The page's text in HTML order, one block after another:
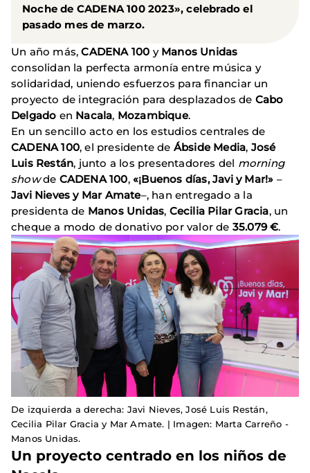
Noche de CADENA 100 2023», celebrado el
pasado mes de marzo.
Un año más,CADENA 100 y Manos Unidas
consolidan la perfecta armonía entre música y
solidaridad, uniendo esfuerzos para financiar un
proyecto de integración para desplazados de Cabo
Delgado en Nacala, Mozambique.
En un sencillo acto en los estudios centrales de
CADENA 100, el presidente de Ábside Media, José
Luis Restán, junto a los presentadores del morning
showde CADENA 100,«¡Buenos días, Javi y Mar!» –
Javi Nieves y Mar Amate–, han entregado a la
presidenta de Manos Unidas, Cecilia Pilar Gracia, un
cheque a modo de donativo por valor de 35.079 €.
De izquierda a derecha: Javi Nieves, José Luis Restán,
Cecilia Pilar Gracia y Mar Amate. | Imagen: Marta Carreño -
Manos Unidas.
Un proyecto centrado en los niños de